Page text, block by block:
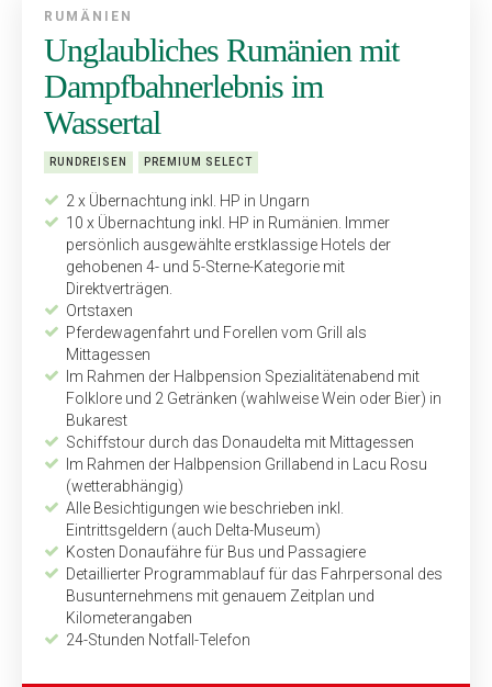
RUMÄNIEN
Unglaubliches Rumänien mit
Dampfbahnerlebnis im
Wassertal
RUNDREISEN PREMIUM SELECT
2 x Übernachtung inkl. HP in Ungarn
10 x Übernachtung inkl. HP in Rumänien. Immer
persönlich ausgewählte erstklassige Hotels der
gehobenen 4- und 5-Sterne-Kategorie mit
Direktverträgen.
Ortstaxen
Pferdewagenfahrt und Forellen vom Grill als
Mittagessen
Im Rahmen der Halbpension Spezialitätenabend mit
Folklore und 2 Getränken (wahlweise Wein oder Bier) in
Bukarest
Schiffstour durch das Donaudelta mit Mittagessen
Im Rahmen der Halbpension Grillabend in Lacu Rosu
(wetterabhängig)
Alle Besichtigungen wie beschrieben inkl.
Eintrittsgeldern (auch Delta-Museum)
Kosten Donaufähre für Bus und Passagiere
Detaillierter Programmablauf für das Fahrpersonal des
Busunternehmens mit genauem Zeitplan und
Kilometerangaben
24-Stunden Notfall-Telefon